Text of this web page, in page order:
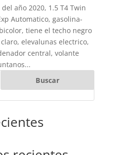
del año 2020, 1.5 T4 Twin
Automatico, gasolina-
tiene el techo negro
elevalunas electrico,
central, volante
Buscar